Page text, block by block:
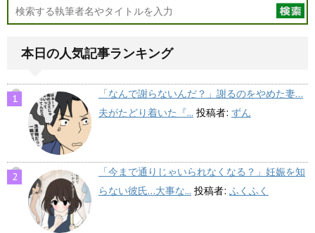
本日の人気記事ランキング
「なんで謝らないんだ？」謝るのをやめた妻…
夫がたどり着いた『... 投稿者: ずん
「今まで通りじゃいられなくなる？」妊娠を知
らない彼氏…大事な... 投稿者: ふくふく